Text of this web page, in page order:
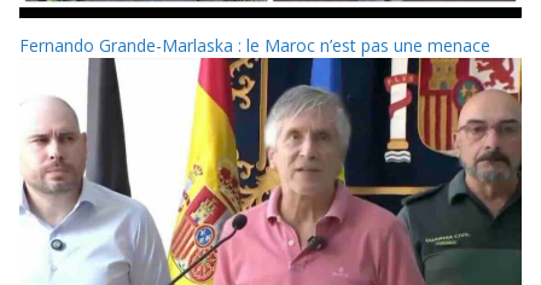
Fernando Grande-Marlaska : le Maroc n’est pas une menace